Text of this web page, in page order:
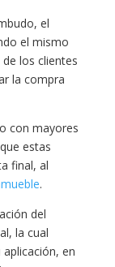
el
el mismo
los clientes
la compra
con mayores
estas
final, al
.
del
la cual
en